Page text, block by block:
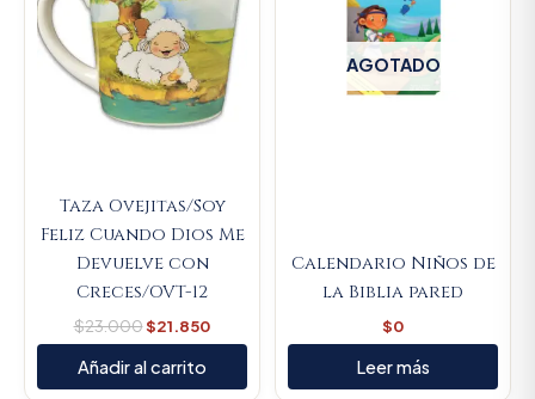
Taza Ovejitas/Soy
Feliz Cuando Dios Me
Devuelve con
Creces/OVT-12
$23.000$21.850
Añadir al carrito
AGOTADO
Calendario Niños de
la Biblia pared
$0
Leer más